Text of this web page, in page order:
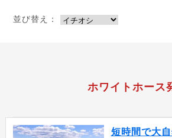
並び替え：
ホワイトホース
短時間で大